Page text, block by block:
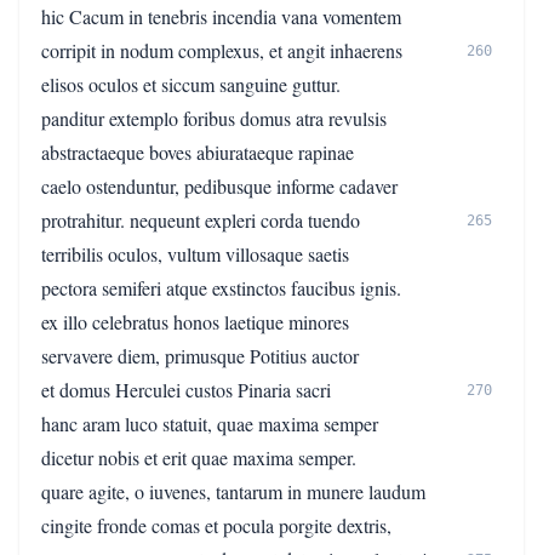
hic Cacum in tenebris incendia vana vomentem
corripit in nodum complexus, et angit inhaerens
260
elisos oculos et siccum sanguine guttur.
panditur extemplo foribus domus atra revulsis
abstractaeque boves abiurataeque rapinae
caelo ostenduntur, pedibusque informe cadaver
protrahitur. nequeunt expleri corda tuendo
265
terribilis oculos, vultum villosaque saetis
pectora semiferi atque exstinctos faucibus ignis.
ex illo celebratus honos laetique minores
servavere diem, primusque Potitius auctor
et domus Herculei custos Pinaria sacri
270
hanc aram luco statuit, quae maxima semper
dicetur nobis et erit quae maxima semper.
quare agite, o iuvenes, tantarum in munere laudum
cingite fronde comas et pocula porgite dextris,